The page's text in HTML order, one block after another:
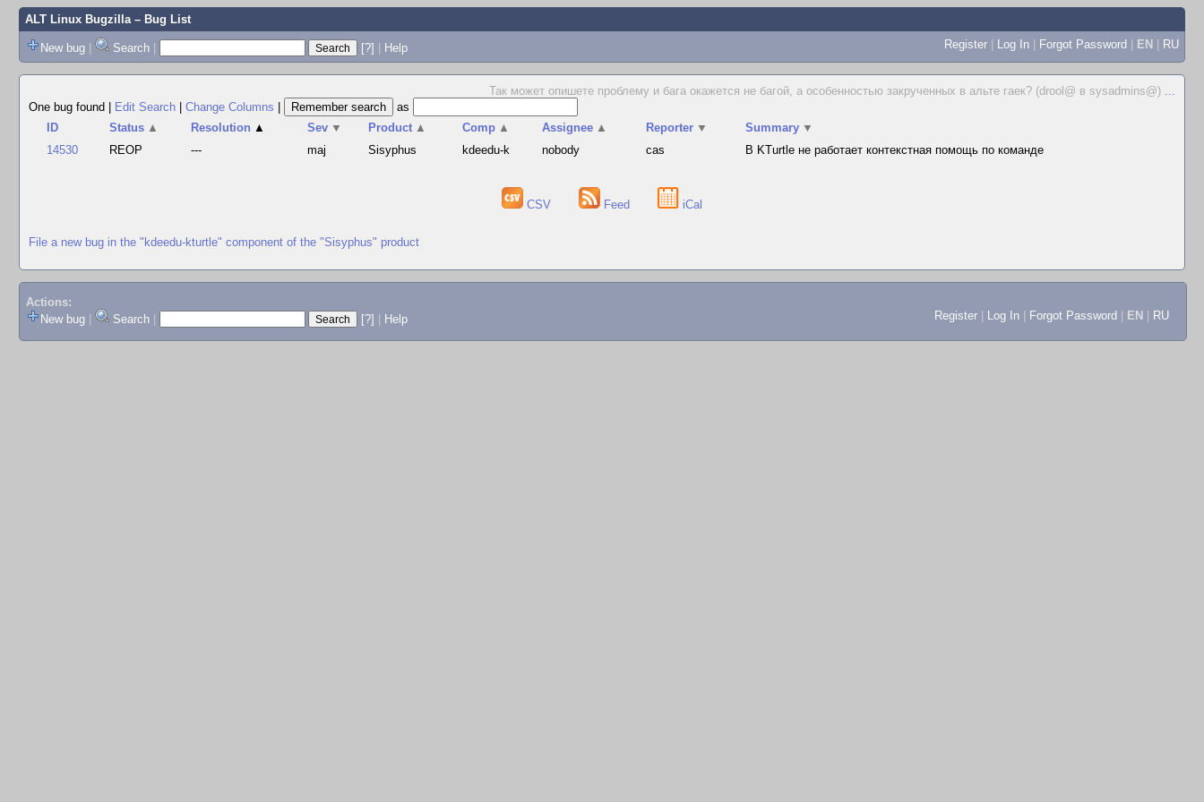
ALT Linux Bugzilla– Bug List
New bug | Search | [?] | Help Register | Log In | Forgot Password | EN | RU
Так может опишете проблему и бага окажется не багой, а особенностью закрученных в альте гаек? (drool@ в sysadmins@) ...
One bug found
Edit Search Change Columns
as
ID
Status ▲ Resolution ▲ Sev ▼ Product ▲ Comp ▲ Assignee ▲ Reporter ▼ Summary ▼
14530
REOP --- maj Sisyphus kdeedu-k nobody cas В KTurtle не работает контекстная помощь по команде
CSV Feed iCal
File a new bug in the "kdeedu-kturtle" component of the "Sisyphus" product
Actions:
New bug
Search [?] Help Register Log In Forgot Password EN RU